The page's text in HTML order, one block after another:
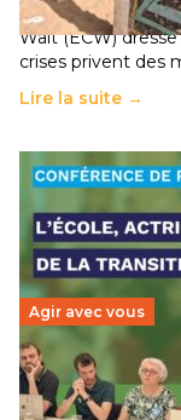
Un nouveau
Wait (ECW)
crises privent des
Lire la suite →
Agir avec vous
Transition
Éducation fait